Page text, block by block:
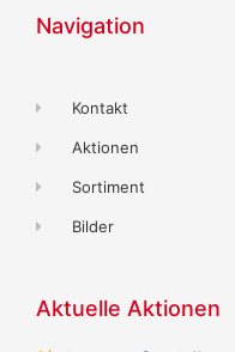
Navigation
Kontakt
Aktionen
Sortiment
Bilder
Aktuelle Aktionen